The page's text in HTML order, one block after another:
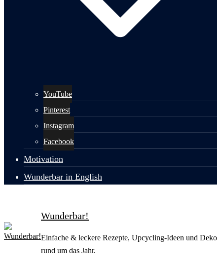
YouTube
Pinterest
Instagram
Facebook
Motivation
Wunderbar in English
Wunderbar!
Einfache & leckere Rezepte, Upcycling-Ideen und Deko
rund um das Jahr.